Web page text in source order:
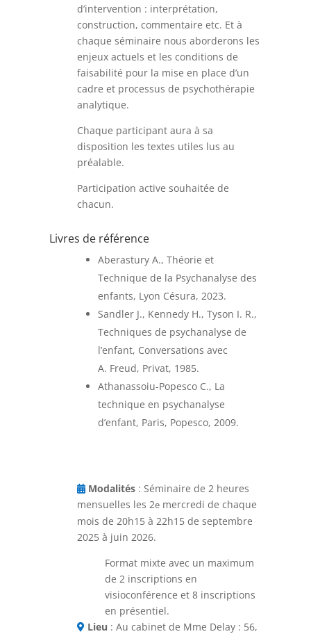
d’intervention : interprétation,
construction, commentaire etc. Et à
chaque séminaire nous aborderons les
enjeux actuels et les conditions de
faisabilité pour la mise en place d’un
cadre et processus de psychothérapie
analytique.
Chaque participant aura à sa
disposition les textes utiles lus au
préalable.
Participation active souhaitée de
chacun.
Livres de référence
Aberastury A., Théorie et
Technique de la Psychanalyse des
enfants, Lyon Césura, 2023.
Sandler J., Kennedy H., Tyson I. R.,
Techniques de psychanalyse de
l’enfant, Conversations avec
A. Freud, Privat, 1985.
Athanassoiu-Popesco C., La
technique en psychanalyse
d’enfant, Paris, Popesco, 2009.
Modalités: Séminaire de 2 heures
mensuelles les 2emercredi de chaque
mois de 20h15 à 22h15 de septembre
2025 à juin 2026.
Format mixte avec un maximum
de 2 inscriptions en
visioconférence et 8 inscriptions
en présentiel.
Lieu : Au cabinet de Mme Delay : 56,